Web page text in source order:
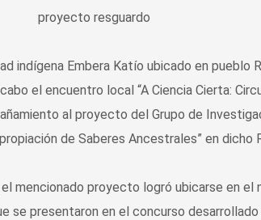
indígena Embera Katío ubicado en pueblo
el encuentro local “A Ciencia Cierta:
al proyecto del Grupo de
de Saberes Ancestrales” en dicho
mencionado proyecto logró ubicarse en el
se presentaron en el concurso desarrollado